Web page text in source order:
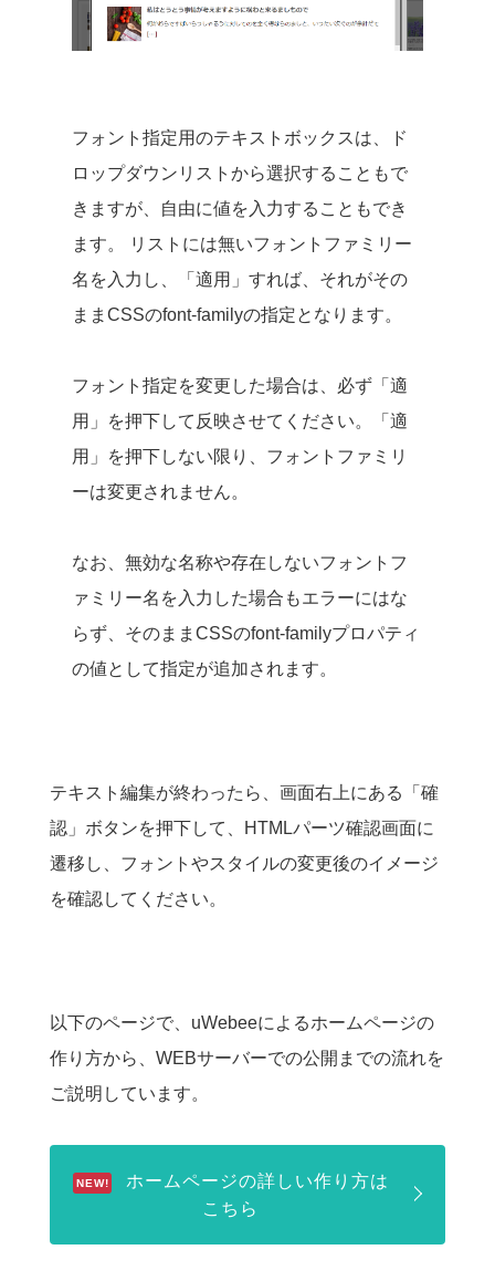
フォント指定用のテキストボックスは、ド
ロップダウンリストから選択することもで
きますが、自由に値を入力することもでき
ます。 リストには無いフォントファミリー
名を入力し、「適用」すれば、それがその
ままCSSのfont-familyの指定となります。
フォント指定を変更した場合は、必ず「適
用」を押下して反映させてください。「適
用」を押下しない限り、フォントファミリ
ーは変更されません。
なお、無効な名称や存在しないフォントフ
ァミリー名を入力した場合もエラーにはな
らず、そのままCSSのfont-familyプロパティ
の値として指定が追加されます。
テキスト編集が終わったら、画面右上にある「確
認」ボタンを押下して、HTMLパーツ確認画面に
遷移し、フォントやスタイルの変更後のイメージ
を確認してください。
以下のページで、uWebeeによるホームページの
作り方から、WEBサーバーでの公開までの流れを
ご説明しています。
ホームページの詳しい作り方は
こちら